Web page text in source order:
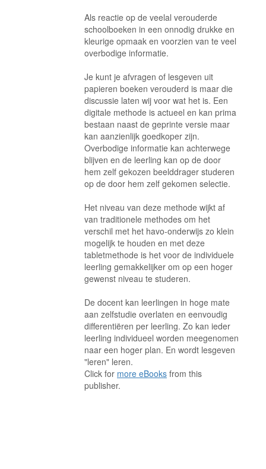
Als reactie op de veelal verouderde
schoolboeken in een onnodig drukke en
kleurige opmaak en voorzien van te veel
overbodige informatie.
Je kunt je afvragen of lesgeven uit
papieren boeken verouderd is maar die
discussie laten wij voor wat het is. Een
digitale methode is actueel en kan prima
bestaan naast de geprinte versie maar
kan aanzienlijk goedkoper zijn.
Overbodige informatie kan achterwege
blijven en de leerling kan op de door
hem zelf gekozen beelddrager studeren
op de door hem zelf gekomen selectie.
Het niveau van deze methode wijkt af
van traditionele methodes om het
verschil met het havo-onderwijs zo klein
mogelijk te houden en met deze
tabletmethode is het voor de individuele
leerling gemakkelijker om op een hoger
gewenst niveau te studeren.
De docent kan leerlingen in hoge mate
aan zelfstudie overlaten en eenvoudig
differentiëren per leerling. Zo kan ieder
leerling individueel worden meegenomen
naar een hoger plan. En wordt lesgeven
"leren" leren.
Click for more eBooks from this
publisher.